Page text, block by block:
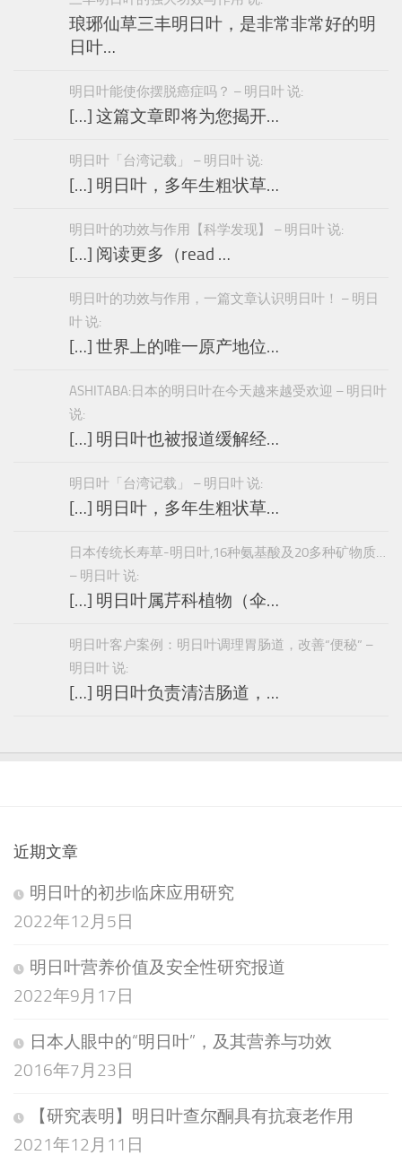
琅琊仙草三丰明日叶，是非常非常好的明
日叶…
明日叶能使你摆脱癌症吗？ – 明日叶 说:
[…] 这篇文章即将为您揭开…
明日叶「台湾记载」 – 明日叶 说:
[…] 明日叶，多年生粗状草…
明日叶的功效与作用【科学发现】 – 明日叶 说:
[…] 阅读更多（read …
明日叶的功效与作用，一篇文章认识明日叶！ – 明日
叶 说:
[…] 世界上的唯一原产地位…
ASHITABA:日本的明日叶在今天越来越受欢迎 – 明日叶
说:
[…] 明日叶也被报道缓解经…
明日叶「台湾记载」 – 明日叶 说:
[…] 明日叶，多年生粗状草…
日本传统长寿草-明日叶,16种氨基酸及20多种矿物质…
– 明日叶 说:
[…] 明日叶属芹科植物（伞…
明日叶客户案例：明日叶调理胃肠道，改善“便秘” –
明日叶 说:
[…] 明日叶负责清洁肠道，…
近期文章
明日叶的初步临床应用研究
2022年12月5日
明日叶营养价值及安全性研究报道
2022年9月17日
日本人眼中的“明日叶”，及其营养与功效
2016年7月23日
【研究表明】明日叶查尔酮具有抗衰老作用
2021年12月11日